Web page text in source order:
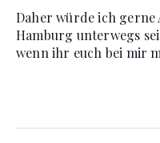
Daher würde ich
Hamburg unterwegs
wenn ihr euch bei mir